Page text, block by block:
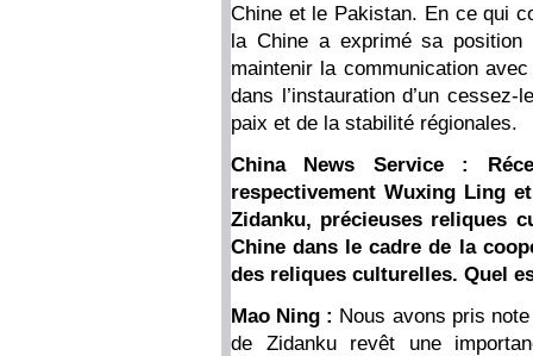
Chine et le Pakistan. En ce qui
la Chine a exprimé sa
maintenir la communication
dans l’instauration d’un
paix et de la stabilité régionales.
China News Service :
respectivement Wuxing Ling
Zidanku, précieuses reliques
Chine dans le cadre de la
des reliques culturelles. Quel
Mao Ning : Nous avons pris
de Zidanku revêt une